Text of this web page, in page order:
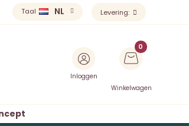
Taal NL Levering:
Inloggen
Winkelwagen